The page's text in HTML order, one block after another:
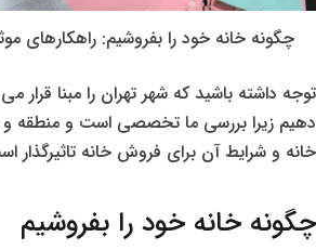
چگونه خانه خود را بفروشیم: راهکارهای
توجه داشته باشید که شهر تهران را مبنا قرار می
دهیم زیرا بررسی ما تخصصی است و منطقه و
خانه و شرایط آن برای فروش خانه تاثیرگذار
چگونه خانه خود را بفروشیم